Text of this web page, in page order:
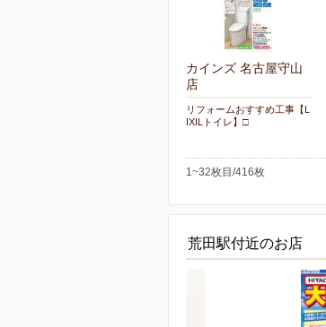
カインズ 名古屋守山
店
リフォームおすすめ工事【L
IXILトイレ】□
1~32枚目/416枚
荒田駅付近のお店